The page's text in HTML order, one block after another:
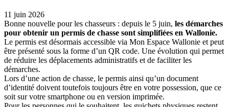
11 juin 2026
Bonne nouvelle pour les chasseurs : depuis le 5 juin, les démarches
pour obtenir un permis de chasse sont simplifiées en Wallonie.
Le permis est désormais accessible via Mon Espace Wallonie et peut
être présenté sous la forme d’un QR code. Une évolution qui permet
de réduire les déplacements administratifs et de faciliter les
démarches.
Lors d’une action de chasse, le permis ainsi qu’un document
d’identité doivent toutefois toujours être en votre possession, que ce
soit sur votre smartphone ou en version imprimée.